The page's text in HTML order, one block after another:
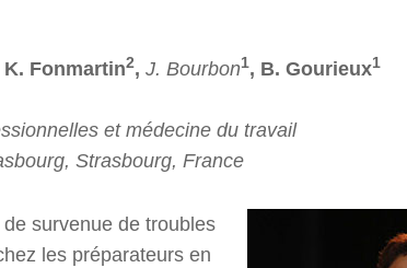
K. Fonmartin2, J. Bourbon1, B. Gourieux1
et médecine du travail
Strasbourg, France
survenue de troubles
les préparateurs en